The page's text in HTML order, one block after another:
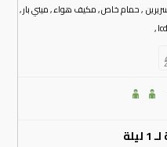
كبير أو سريرين , حمام خاص , مكيف هواء , ميني بار ,